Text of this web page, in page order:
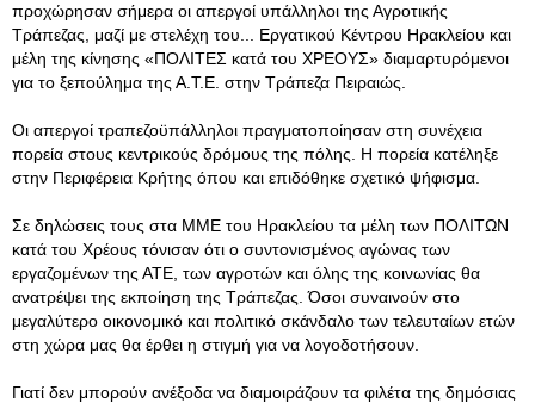
προχώρησαν σήμερα οι απεργοί υπάλληλοι της Αγροτικής
Τράπεζας, μαζί με στελέχη του... Εργατικού Κέντρου Ηρακλείου και
μέλη της κίνησης «ΠΟΛΙΤΕΣ κατά του ΧΡΕΟΥΣ» διαμαρτυρόμενοι
για το ξεπούλημα της Α.Τ.Ε. στην Τράπεζα Πειραιώς.
Οι απεργοί τραπεζοϋπάλληλοι πραγματοποίησαν στη συνέχεια
πορεία στους κεντρικούς δρόμους της πόλης. Η πορεία κατέληξε
στην Περιφέρεια Κρήτης όπου και επιδόθηκε σχετικό ψήφισμα.
Σε δηλώσεις τους στα ΜΜΕ του Ηρακλείου τα μέλη των ΠΟΛΙΤΩΝ
κατά του Χρέους τόνισαν ότι ο συντονισμένος αγώνας των
εργαζομένων της ΑΤΕ, των αγροτών και όλης της κοινωνίας θα
ανατρέψει της εκποίηση της Τράπεζας. Όσοι συναινούν στο
μεγαλύτερο οικονομικό και πολιτικό σκάνδαλο των τελευταίων ετών
στη χώρα μας θα έρθει η στιγμή για να λογοδοτήσουν.
Γιατί δεν μπορούν ανέξοδα να διαμοιράζουν τα φιλέτα της δημόσιας